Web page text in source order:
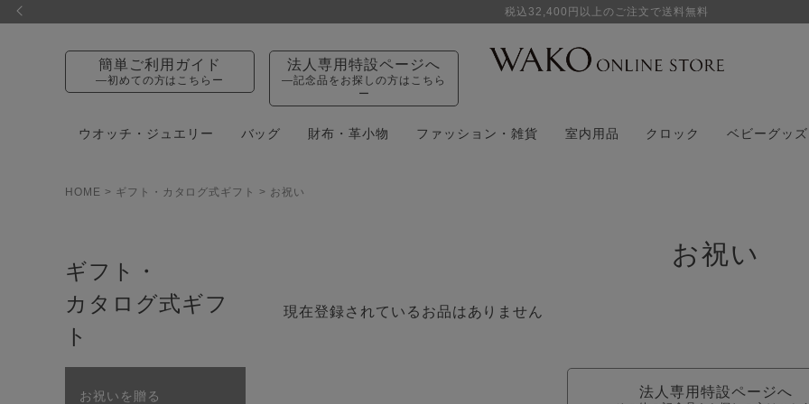
税込32,400円以上のご注文で送料無料
簡単ご利用ガイド
—初めての方はこちらー
法人専用特設ページへ
—記念品をお探しの方はこちら
ー
ウオッチ・ジュエリー バッグ 財布・革小物 ファッション・雑貨 室内用品 クロック ベビーグッズ
HOME ギフト・カタログ式ギフト お祝い
ギフト・
カタログ式ギフ
ト
お祝いを贈る
お祝い
現在登録されているお品はありません
法人専用特設ページへ